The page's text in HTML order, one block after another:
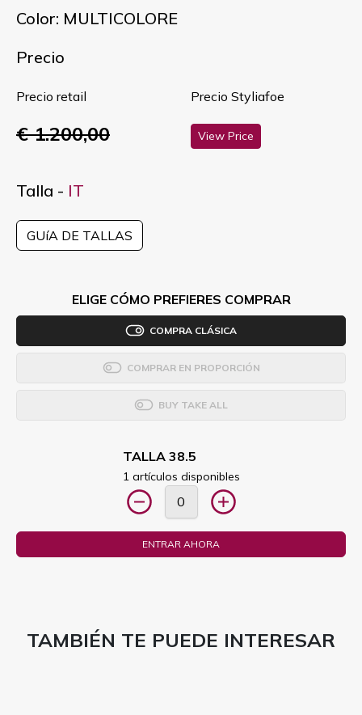
Color: MULTICOLORE
Precio
Precio retail
€ 1.200,00
Precio Styliafoe
View Price
Talla - IT
GUíA DE TALLAS
ELIGE CÓMO PREFIERES COMPRAR
COMPRA CLÁSICA
COMPRAR EN PROPORCIÓN
BUY TAKE ALL
TALLA 38.5
1 artículos disponibles
ENTRAR AHORA
TAMBIÉN TE PUEDE INTERESAR